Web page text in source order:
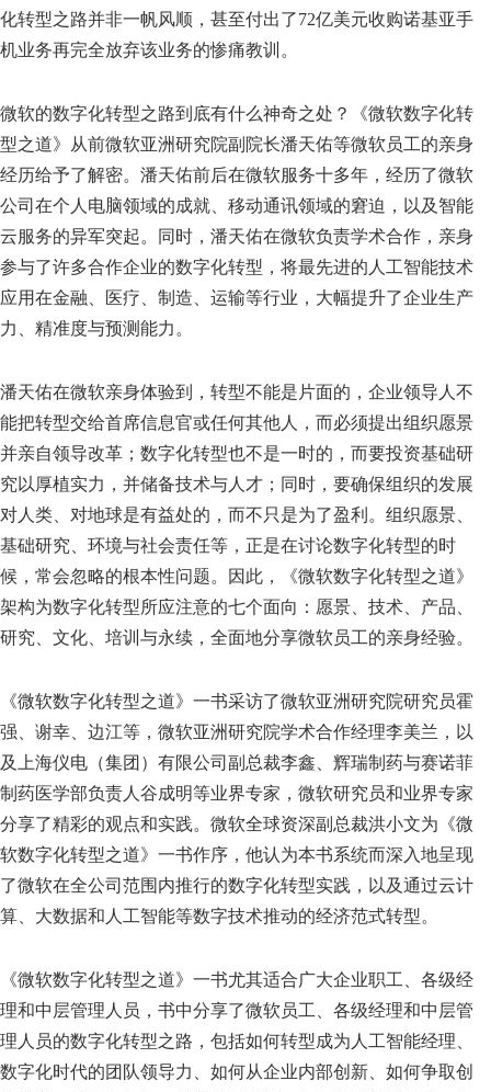
化转型之路并非一帆风顺，甚至付出了72亿美元收购诺基亚手
机业务再完全放弃该业务的惨痛教训。
微软的数字化转型之路到底有什么神奇之处？《微软数字化转
型之道》从前微软亚洲研究院副院长潘天佑等微软员工的亲身
经历给予了解密。潘天佑前后在微软服务十多年，经历了微软
公司在个人电脑领域的成就、移动通讯领域的窘迫，以及智能
云服务的异军突起。同时，潘天佑在微软负责学术合作，亲身
参与了许多合作企业的数字化转型，将最先进的人工智能技术
应用在金融、医疗、制造、运输等行业，大幅提升了企业生产
力、精准度与预测能力。
潘天佑在微软亲身体验到，转型不能是片面的，企业领导人不
能把转型交给首席信息官或任何其他人，而必须提出组织愿景
并亲自领导改革；数字化转型也不是一时的，而要投资基础研
究以厚植实力，并储备技术与人才；同时，要确保组织的发展
对人类、对地球是有益处的，而不只是为了盈利。组织愿景、
基础研究、环境与社会责任等，正是在讨论数字化转型的时
候，常会忽略的根本性问题。因此，《微软数字化转型之道》
架构为数字化转型所应注意的七个面向：愿景、技术、产品、
研究、文化、培训与永续，全面地分享微软员工的亲身经验。
《微软数字化转型之道》一书采访了微软亚洲研究院研究员霍
强、谢幸、边江等，微软亚洲研究院学术合作经理李美兰，以
及上海仪电（集团）有限公司副总裁李鑫、辉瑞制药与赛诺菲
制药医学部负责人谷成明等业界专家，微软研究员和业界专家
分享了精彩的观点和实践。微软全球资深副总裁洪小文为《微
软数字化转型之道》一书作序，他认为本书系统而深入地呈现
了微软在全公司范围内推行的数字化转型实践，以及通过云计
算、大数据和人工智能等数字技术推动的经济范式转型。
《微软数字化转型之道》一书尤其适合广大企业职工、各级经
理和中层管理人员，书中分享了微软员工、各级经理和中层管
理人员的数字化转型之路，包括如何转型成为人工智能经理、
数字化时代的团队领导力、如何从企业内部创新、如何争取创